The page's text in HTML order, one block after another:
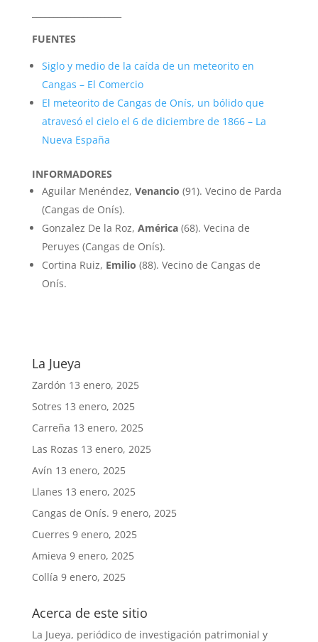
FUENTES
Siglo y medio de la caída de un meteorito en
Cangas – El Comercio
El meteorito de Cangas de Onís, un bólido que
atravesó el cielo el 6 de diciembre de 1866 – La
Nueva España
INFORMADORES
Aguilar Menéndez, Venancio (91). Vecino de Parda
(Cangas de Onís).
Gonzalez De la Roz, América(68). Vecina de
Peruyes (Cangas de Onís).
Cortina Ruiz, Emilio (88). Vecino de Cangas de
Onís.
La Jueya
Zardón 13 enero, 2025
Sotres 13 enero, 2025
Carreña 13 enero, 2025
Las Rozas 13 enero, 2025
Avín 13 enero, 2025
Llanes 13 enero, 2025
Cangas de Onís. 9 enero, 2025
Cuerres 9 enero, 2025
Amieva 9 enero, 2025
Collía 9 enero, 2025
Acerca de este sitio
La Jueya, periódico de investigación patrimonial y